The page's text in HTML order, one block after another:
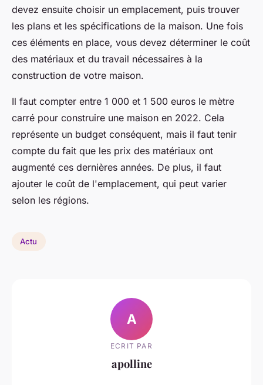
devez ensuite choisir un emplacement, puis trouver
les plans et les spécifications de la maison. Une fois
ces éléments en place, vous devez déterminer le coût
des matériaux et du travail nécessaires à la
construction de votre maison.
Il faut compter entre 1 000 et 1 500 euros le mètre
carré pour construire une maison en 2022. Cela
représente un budget conséquent, mais il faut tenir
compte du fait que les prix des matériaux ont
augmenté ces dernières années. De plus, il faut
ajouter le coût de l'emplacement, qui peut varier
selon les régions.
Actu
A
ECRIT PAR
apolline